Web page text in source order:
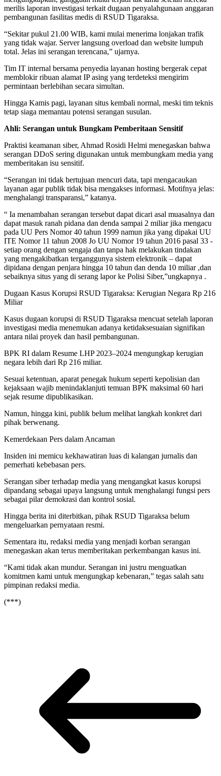
merilis laporan investigasi terkait dugaan penyalahgunaan anggaran
pembangunan fasilitas medis di RSUD Tigaraksa.
“Sekitar pukul 21.00 WIB, kami mulai menerima lonjakan trafik
yang tidak wajar. Server langsung overload dan website lumpuh
total. Jelas ini serangan terencana,” ujarnya.
Tim IT internal bersama penyedia layanan hosting bergerak cepat
memblokir ribuan alamat IP asing yang terdeteksi mengirim
permintaan berlebihan secara simultan.
Hingga Kamis pagi, layanan situs kembali normal, meski tim teknis
tetap siaga memantau potensi serangan susulan.
Ahli: Serangan untuk Bungkam Pemberitaan Sensitif
Praktisi keamanan siber, Ahmad Rosidi Helmi menegaskan bahwa
serangan DDoS sering digunakan untuk membungkam media yang
memberitakan isu sensitif.
“Serangan ini tidak bertujuan mencuri data, tapi mengacaukan
layanan agar publik tidak bisa mengakses informasi. Motifnya jelas:
menghalangi transparansi,” katanya.
“ Ia menambahan serangan tersebut dapat dicari asal muasalnya dan
dapat masuk ranah pidana dan denda sampai 2 miliar jika mengacu
pada UU Pers Nomor 40 tahun 1999 namun jika yang dipakai UU
ITE Nomor 11 tahun 2008 Jo UU Nomor 19 tahun 2016 pasal 33 -
setiap orang dengan sengaja dan tanpa hak melakukan tindakan
yang mengakibatkan terganggunya sistem elektronik – dapat
dipidana dengan penjara hingga 10 tahun dan denda 10 miliar ,dan
sebaiknya situs yang di serang lapor ke Polisi Siber,”ungkapnya .
Dugaan Kasus Korupsi RSUD Tigaraksa: Kerugian Negara Rp 216
Miliar
Kasus dugaan korupsi di RSUD Tigaraksa mencuat setelah laporan
investigasi media menemukan adanya ketidaksesuaian signifikan
antara nilai proyek dan hasil pembangunan.
BPK RI dalam Resume LHP 2023–2024 mengungkap kerugian
negara lebih dari Rp 216 miliar.
Sesuai ketentuan, aparat penegak hukum seperti kepolisian dan
kejaksaan wajib menindaklanjuti temuan BPK maksimal 60 hari
sejak resume dipublikasikan.
Namun, hingga kini, publik belum melihat langkah konkret dari
pihak berwenang.
Kemerdekaan Pers dalam Ancaman
Insiden ini memicu kekhawatiran luas di kalangan jurnalis dan
pemerhati kebebasan pers.
Serangan siber terhadap media yang mengangkat kasus korupsi
dipandang sebagai upaya langsung untuk menghalangi fungsi pers
sebagai pilar demokrasi dan kontrol sosial.
Hingga berita ini diterbitkan, pihak RSUD Tigaraksa belum
mengeluarkan pernyataan resmi.
Sementara itu, redaksi media yang menjadi korban serangan
menegaskan akan terus memberitakan perkembangan kasus ini.
“Kami tidak akan mundur. Serangan ini justru menguatkan
komitmen kami untuk mengungkap kebenaran,” tegas salah satu
pimpinan redaksi media.
(***)